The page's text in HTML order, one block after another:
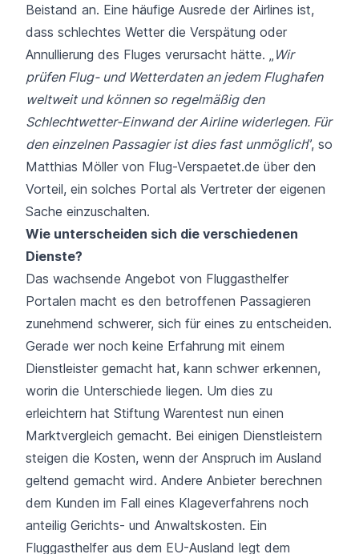
Beistand an. Eine häufige Ausrede der Airlines ist,
dass schlechtes Wetter die Verspätung oder
Annullierung des Fluges verursacht hätte. „
Wir
prüfen Flug- und Wetterdaten an jedem Flughafen
weltweit und können so regelmäßig den
Schlechtwetter-Einwand der Airline widerlegen. Für
den einzelnen Passagier ist dies fast unmöglich”, so
Matthias Möller von Flug-Verspaetet.de über den
Vorteil, ein solches Portal als Vertreter der eigenen
Sache einzuschalten.
Wie unterscheiden sich die verschiedenen
Dienste?
Das wachsende Angebot von Fluggasthelfer
Portalen macht es den betroffenen Passagieren
zunehmend schwerer, sich für eines zu entscheiden.
Gerade wer noch keine Erfahrung mit einem
Dienstleister gemacht hat, kann schwer erkennen,
worin die Unterschiede liegen. Um dies zu
erleichtern hat Stiftung Warentest nun einen
Marktvergleich gemacht. Bei einigen Dienstleistern
steigen die Kosten, wenn der Anspruch im Ausland
geltend gemacht wird. Andere Anbieter berechnen
dem Kunden im Fall eines Klageverfahrens noch
anteilig Gerichts- und Anwaltskosten. Ein
Fluggasthelfer aus dem EU-Ausland legt dem